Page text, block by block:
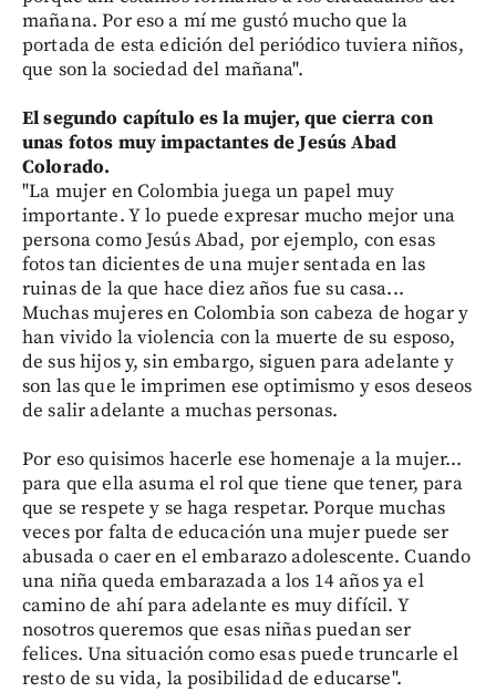
mañana. Por eso a mí me gustó mucho que la
portada de esta edición del periódico tuviera niños,
que son la sociedad del mañana".
El segundo capítulo es la mujer, que cierra con
unas fotos muy impactantes de Jesús Abad
Colorado.
"La mujer en Colombia juega un papel muy
importante. Y lo puede expresar mucho mejor una
persona como Jesús Abad, por ejemplo, con esas
fotos tan dicientes de una mujer sentada en las
ruinas de la que hace diez años fue su casa...
Muchas mujeres en Colombia son cabeza de hogar y
han vivido la violencia con la muerte de su esposo,
de sus hijos y, sin embargo, siguen para adelante y
son las que le imprimen ese optimismo y esos deseos
de salir adelante a muchas personas.
Por eso quisimos hacerle ese homenaje a la mujer...
para que ella asuma el rol que tiene que tener, para
que se respete y se haga respetar. Porque muchas
veces por falta de educación una mujer puede ser
abusada o caer en el embarazo adolescente. Cuando
una niña queda embarazada a los 14 años ya el
camino de ahí para adelante es muy difícil. Y
nosotros queremos que esas niñas puedan ser
felices. Una situación como esas puede truncarle el
resto de su vida, la posibilidad de educarse".